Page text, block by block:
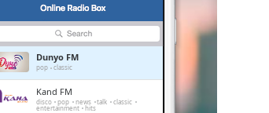
Dunyo FM
pop classic
Kand FM
disco pop news talk classic
entertainment hits